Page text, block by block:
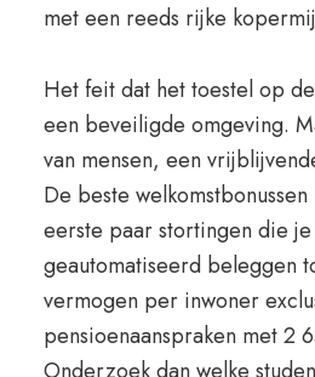
met een reeds rijke
Het feit dat het toestel op
een beveiligde omgeving.
van mensen, een
De beste
eerste paar stortingen die
geautomatiseerd beleggen
vermogen per inwoner
pensioenaanspraken met 2